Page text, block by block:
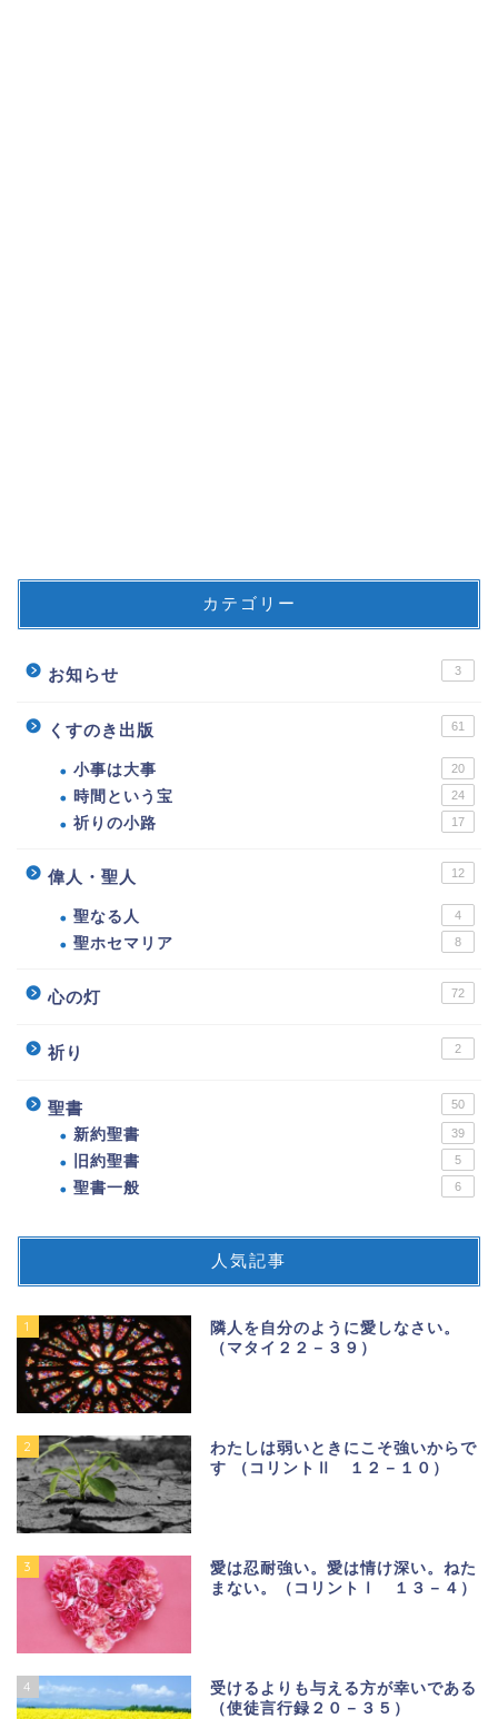
カテゴリー
お知らせ 3
くすのき出版 61
小事は大事 20
時間という宝 24
祈りの小路 17
偉人・聖人 12
聖なる人 4
聖ホセマリア 8
心の灯 72
祈り 2
聖書 50
新約聖書 39
旧約聖書 5
聖書一般 6
人気記事
1
隣人を自分のように愛しなさい。
（マタイ２２－３９）
2
わたしは弱いときにこそ強いからで
す （コリントⅡ １２－１０）
3
愛は忍耐強い。愛は情け深い。ねた
まない。（コリントⅠ １３－４）
4
受けるよりも与える方が幸いである
（使徒言行録２０－３５）